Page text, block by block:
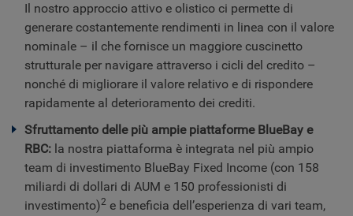
Il nostro approccio attivo e olistico ci permette di
generare costantemente rendimenti in linea con il valore
nominale – il che fornisce un maggiore cuscinetto
strutturale per navigare attraverso i cicli del credito –
nonché di migliorare il valore relativo e di rispondere
rapidamente al deterioramento dei crediti.
Sfruttamento delle più ampie piattaforme BlueBay e
RBC: la nostra piattaforma è integrata nel più ampio
team di investimento BlueBay Fixed Income (con 158
miliardi di dollari di AUM e 150 professionisti di
investimento)2 e beneficia dell’esperienza di vari team,